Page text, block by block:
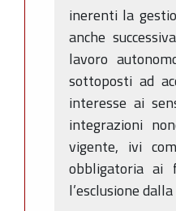
inerenti la
anche
lavoro
sottoposti ad
interesse ai
integrazioni
vigente, ivi
obbligatoria ai
l’esclusione